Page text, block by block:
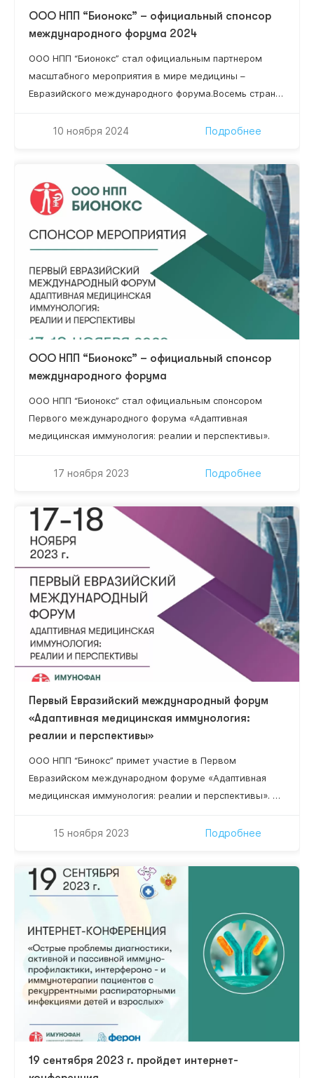
ООО НПП “Бионокс” – официальный спонсор
международного форума 2024
ООО НПП “Бионокс” стал официальным партнером
масштабного мероприятия в мире медицины –
Евразийского международного форума.Восемь стран
более 15 научных секций, 2 337 специалистов!
10 ноября 2024 Подробнее
ООО НПП “Бионокс” – официальный спонсор
международного форума
ООО НПП “Бионокс” стал официальным спонсором
Первого международного форума «Адаптивная
медицинская иммунология: реалии и перспективы».
17 ноября 2023 Подробнее
Первый Евразийский международный форум
«Адаптивная медицинская иммунология:
реалии и перспективы»
ООО НПП “Бинокс” примет участие в Первом
Евразийском международном форуме «Адаптивная
медицинская иммунология: реалии и перспективы». В
здравоохранения высшего звена, руководители
специалисты в области клинической,
фундаментальной иммунологии, адаптивной
медицинской иммунологии и адаптационной
15 ноября 2023 Подробнее
19 сентября 2023 г. пройдет интернет-